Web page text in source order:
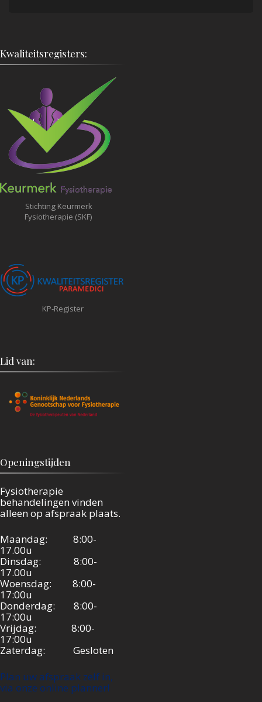
Kwaliteitsregisters:
Stichting Keurmerk
Fysiotherapie (SKF)
KP-Register
Lid van:
Openingstijden
Fysiotherapie
behandelingen vinden
alleen op afspraak plaats.
Maandag: 8:00-
17.00u
Dinsdag: 8:00-
17.00u
Woensdag: 8:00-
17:00u
Donderdag: 8:00-
17:00u
Vrijdag: 8:00-
17:00u
Zaterdag: Gesloten
Plan uw afspraak zelf in,
via onze online planner!